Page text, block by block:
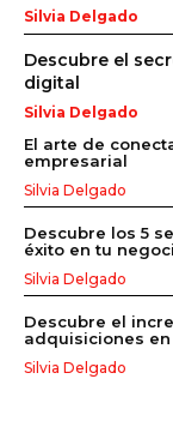
Silvia Delgado
Descubre el
digital
Silvia Delgado
El arte de
empresarial
Silvia Delgado
Descubre los 5
éxito en tu
Silvia Delgado
Descubre el
adquisiciones
Silvia Delgado